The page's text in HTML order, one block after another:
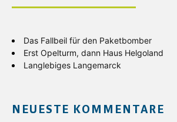
Das Fallbeil für den Paketbomber
Erst Opelturm, dann Haus Helgoland
Langlebiges Langemarck
NEUESTE KOMMENTARE